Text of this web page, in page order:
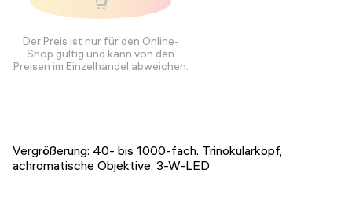
Der Preis ist nur für den Online-
Shop gültig und kann von den
Preisen im Einzelhandel abweichen.
Vergrößerung: 40- bis 1000-fach. Trinokularkopf,
achromatische Objektive, 3-W-LED